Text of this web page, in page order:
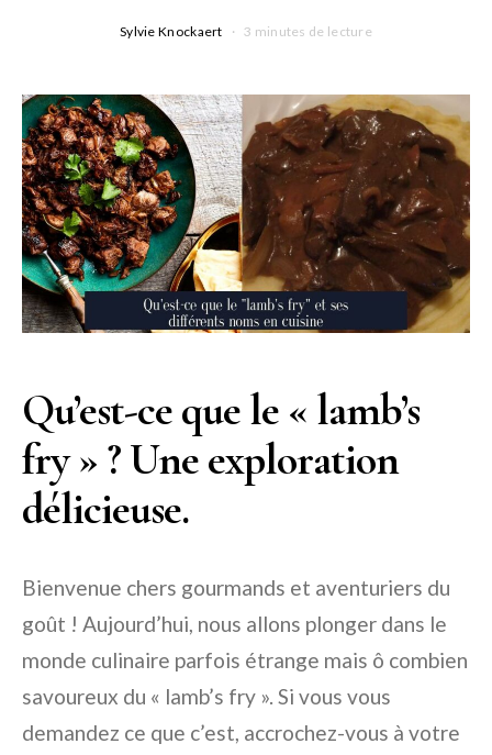
Sylvie Knockaert 3 minutes de lecture
Qu’est-ce que le « lamb’s
fry » ? Une exploration
délicieuse.
Bienvenue chers gourmands et aventuriers du
goût ! Aujourd’hui, nous allons plonger dans le
monde culinaire parfois étrange mais ô combien
savoureux du « lamb’s fry ». Si vous vous
demandez ce que c’est, accrochez-vous à votre